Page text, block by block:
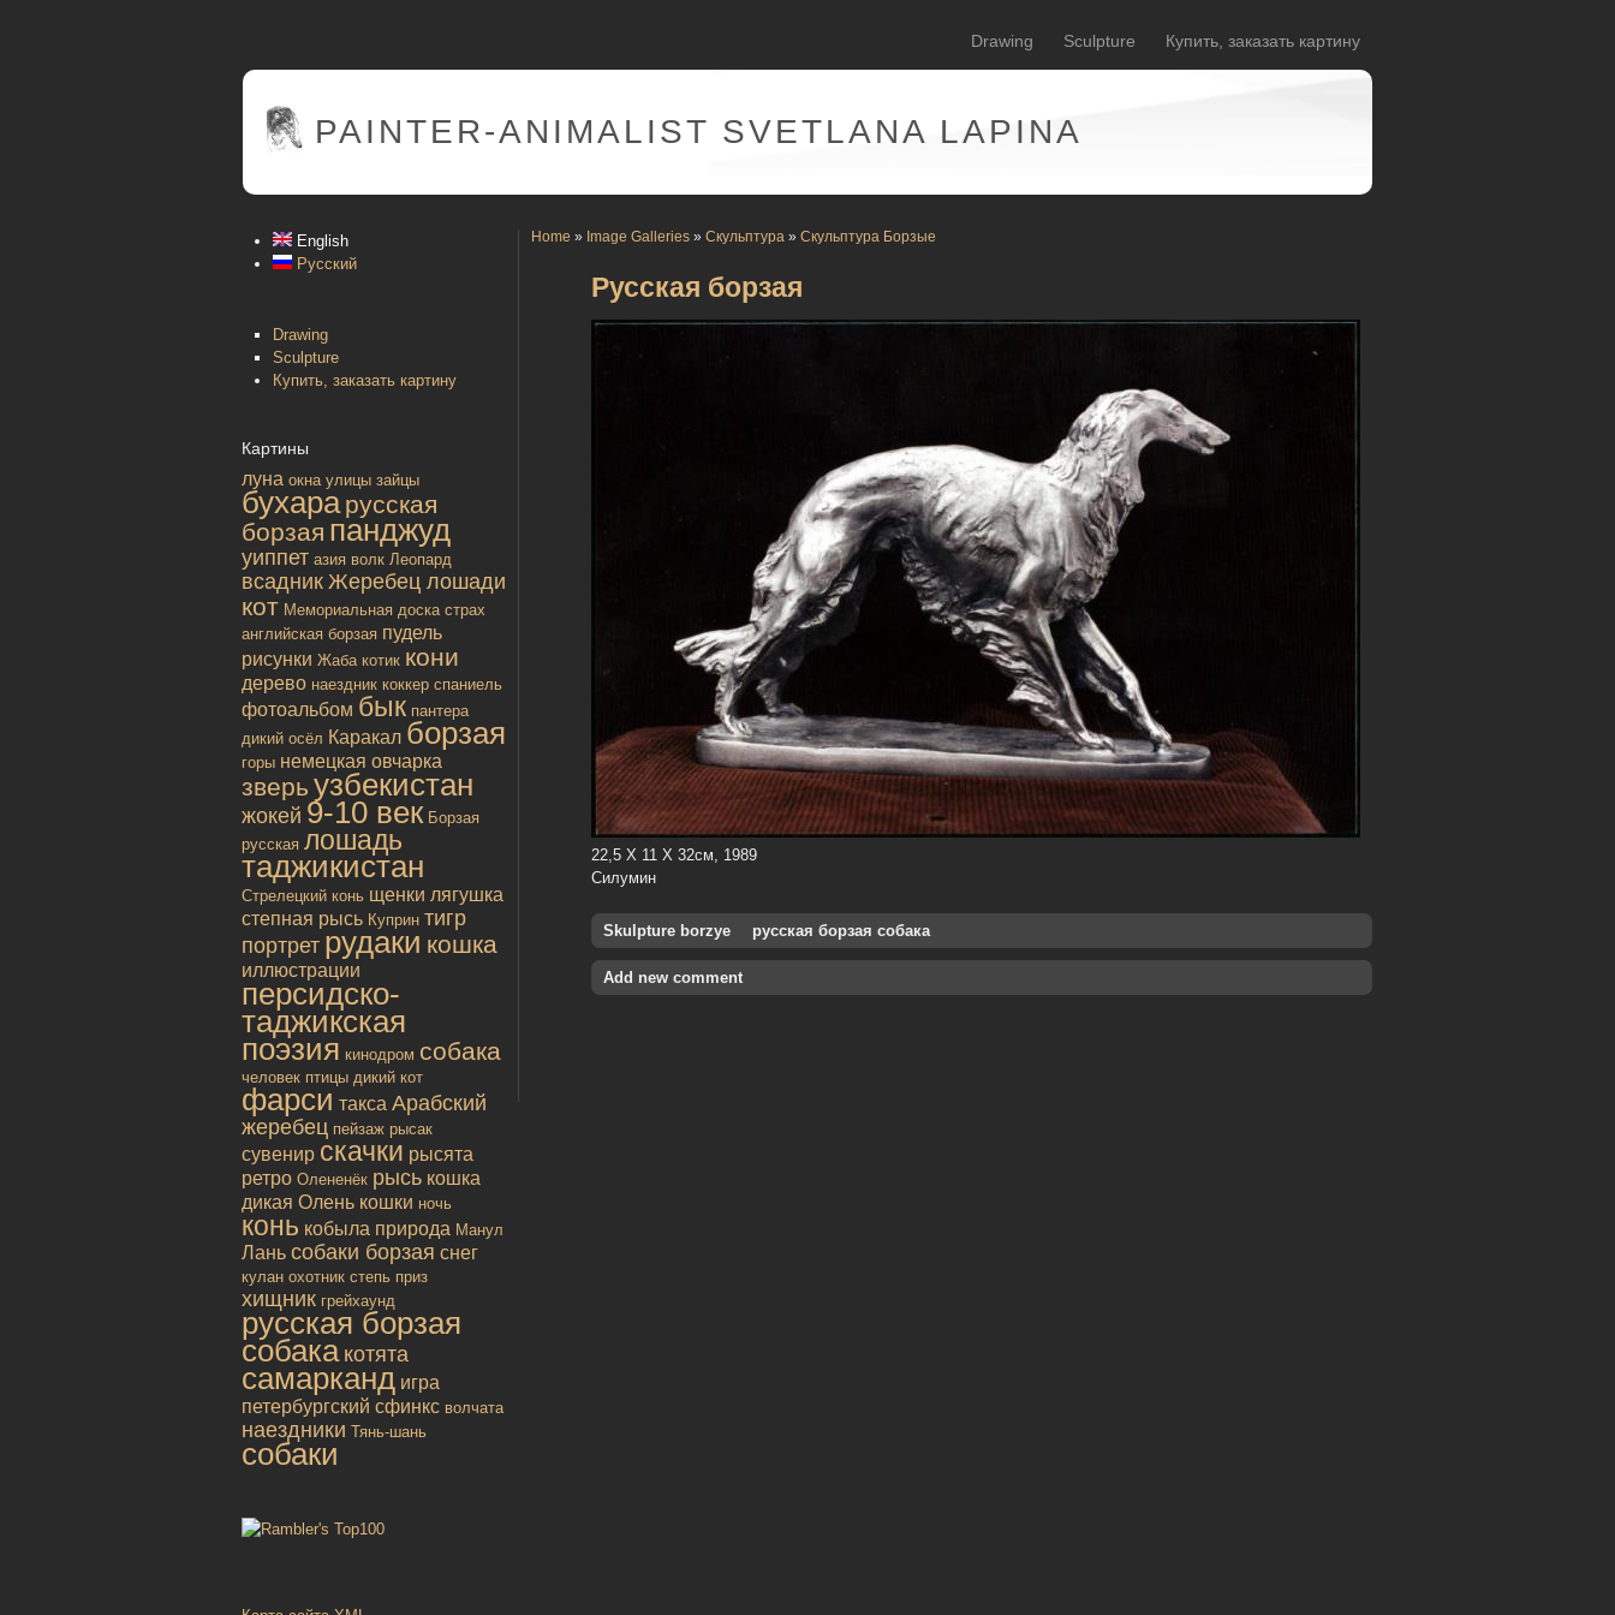
Drawing Sculpture Купить, заказать картину
PAINTER-ANIMALIST SVETLANA LAPINA
English
Русский
Drawing
Sculpture
Купить, заказать картину
Картины
луна окна улицы зайцы
бухара русская
борзая панджуд
уиппет азия волк Леопард
всадник Жеребец лошади
кот Мемориальная доска страх
английская борзая пудель
рисунки Жаба котик кони
дерево наездник коккер спаниель
фотоальбом бык пантера
дикий осёл Каракал борзая
горы немецкая овчарка
зверь узбекистан
жокей 9-10 век Борзая
русская лошадь
таджикистан
Стрелецкий конь щенки лягушка
степная рысь Куприн тигр
портрет рудаки кошка
иллюстрации
персидско-
таджикская
поэзия кинодром собака
человек птицы дикий кот
фарси такса Арабский
жеребец пейзаж рысак
сувенир скачки рысята
ретро Олененёк рысь кошка
дикая Олень кошки ночь
конь кобыла природа Манул
Лань собаки борзая снег
кулан охотник степь приз
хищник грейхаунд
русская борзая
собака котята
самарканд игра
петербургский сфинкс волчата
наездники Тянь-шань
собаки
Home » Image Galleries » Скульптура » Скульптура Борзые
Русская борзая
22,5 X 11 Х 32см, 1989
Силумин
Skulpture borzye русская борзая собака
Add new comment